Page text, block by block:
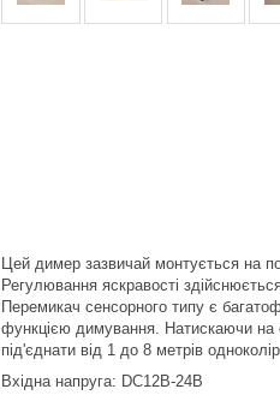
Цей димер зазвичай монтується на
Регулювання яскравості
Перемикач сенсорного типу є
функцією димування. Натискаючи на
під'єднати від 1 до 8 метрів
Вхідна напруга: DC12В-24В